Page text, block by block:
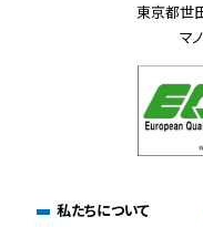
東京都世
マ
私たちについて